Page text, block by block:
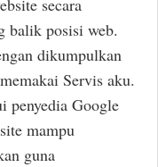
balik posisi web.
dikumpulkan
Servis aku.
penyedia Google
mampu
guna